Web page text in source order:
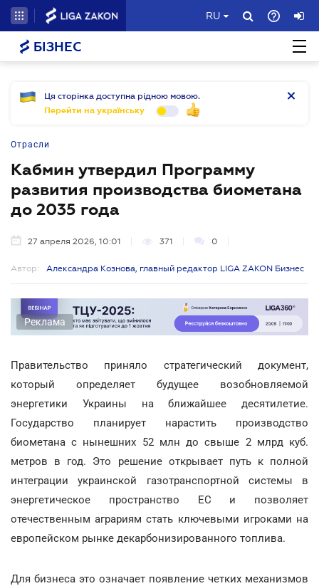
RU
БІЗНЕС
Ця сторінка доступна рідною мовою.
Перейти на українську
Отрасли
Кабмин утвердил Программу
развития производства биометана
до 2035 года
27 апреля 2026, 10:01 371 0
Автор: Александра Кознова, главный редактор LIGA ZAKON Бизнес
Реклама
Правительство приняло стратегический документ,
который определяет будущее возобновляемой
энергетики Украины на ближайшее десятилетие.
Государство планирует нарастить производство
биометана с нынешних 52 млн до свыше 2 млрд куб.
метров в год. Это решение открывает путь к полной
интеграции украинской газотранспортной системы в
энергетическое пространство ЕС и позволяет
отечественным аграриям стать ключевыми игроками на
европейском рынке декарбонизированного топлива.
Для бизнеса это означает появление четких механизмов